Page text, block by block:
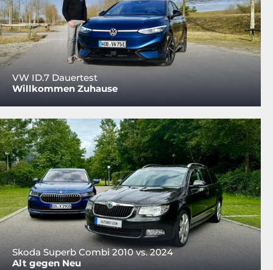
VW ID.7 Dauertest
Willkommen Zuhause
Skoda Superb Combi 2010 vs. 2024
Alt gegen Neu